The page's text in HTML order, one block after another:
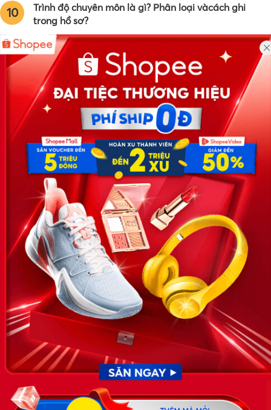
10
Trình độ chuyên môn là gì? Phân loại vàcách ghi
trong hồ sơ?
Công ty TNHH Eyeplus Online
Địa chỉ: Số 81, ngõ 68, đường Cầu Giấy, Tổ 05, Phường Quan
Hoa, Quận Cầu Giấy, TP Hà Nội, Việt Nam
SĐT: 0981 448 766
Email:
hotro@timviec.com.vn
VỀ CHÚNG TÔI
News.timviec.com.vn là website cung cấp thông tin liên quan đến
nhân sự, nghề nghiệp do Timviec.com.vn vận hành nhằm giúp
doanh nghiệp, nhân sự tuyển dụng, người đi làm, người tìm việc
cập nhật thông tin và đáp ứng được mong muốn của mình.
KẾT NỐI
Giấy phép hoạt động dịch vụ
việc làm số 54/2019/SLĐTBXH-
GP do Sở lao động thương
binh và xã hội cấp ngày 30
tháng 12 năm 2019.